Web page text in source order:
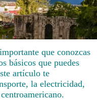
que conozcas
básicos que puedes
artículo te
la electricidad,